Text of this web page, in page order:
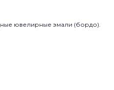
ювелирные эмали (бордо).